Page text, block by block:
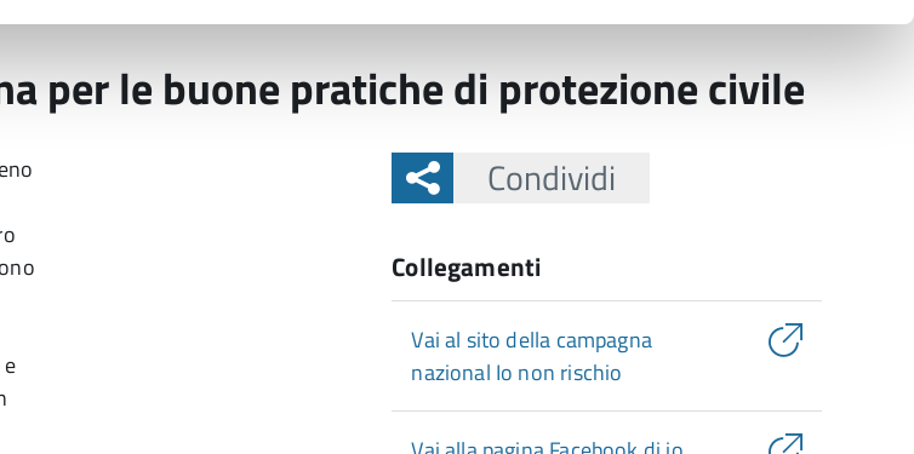
per le buone pratiche di protezione civile
Condividi
Collegamenti
Vai al sito della campagna
nazional Io non rischio